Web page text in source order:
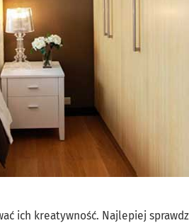
ich kreatywność. Najlepiej